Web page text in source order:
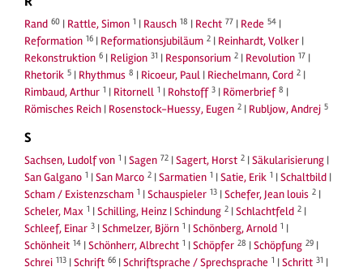
Rand 60 | Rattle, Simon 1 | Rausch 18 | Recht 77 | Rede 54 |
Reformation 16 | Reformationsjubiläum 2 | Reinhardt, Volker |
Rekonstruktion 6 | Religion 31 | Responsorium 2 | Revolution 17 |
Rhetorik 5 | Rhythmus 8 | Ricoeur, Paul | Riechelmann, Cord 2 |
Rimbaud, Arthur 1 | Ritornell 1 | Rohstoff 3 | Römerbrief 8 |
Römisches Reich | Rosenstock-Huessy, Eugen 2 | Rubljow, Andrej 5
S
Sachsen, Ludolf von 1 |Sagen 72 |Sagert, Horst 2 |Säkularisierung |
San Galgano 1 |San Marco 2 |Sarmatien 1 |Satie, Erik 1 |Schaltbild |
Scham / Existenzscham 1 |Schauspieler 13 |Schefer, Jean louis 2 |
Scheler, Max 1 |Schilling, Heinz |Schindung 2 |Schlachtfeld 2 |
Schleef, Einar 3 |Schmelzer, Björn 1 |Schönberg, Arnold 1 |
Schönheit 14 |Schönherr, Albrecht 1 |Schöpfer 28 |Schöpfung 29 |
Schrei 113 |Schrift 66 |Schriftsprache / Sprechsprache 1 |Schritt 31 |